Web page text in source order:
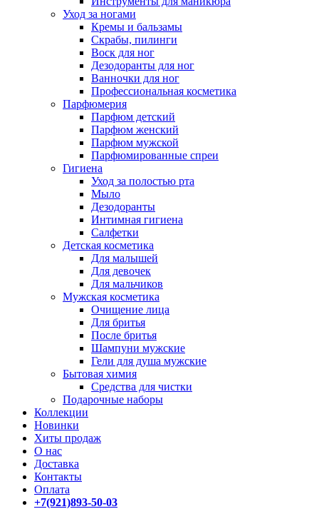
Уход за ногами
Кремы и бальзамы
Скрабы, пилинги
Воск для ног
Дезодоранты для ног
Ванночки для ног
Профессиональная косметика
Парфюмерия
Парфюм детский
Парфюм женский
Парфюм мужской
Парфюмированные спреи
Гигиена
Уход за полостью рта
Мыло
Дезодоранты
Интимная гигиена
Салфетки
Детская косметика
Для малышей
Для девочек
Для мальчиков
Мужская косметика
Очищение лица
Для бритья
После бритья
Шампуни мужские
Гели для душа мужские
Бытовая химия
Средства для чистки
Подарочные наборы
Коллекции
Новинки
Хиты продаж
О нас
Доставка
Контакты
Оплата
+7(921)893-50-03